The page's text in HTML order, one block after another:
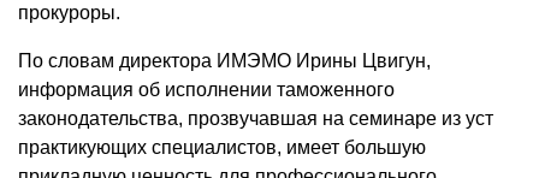
прокуроры.
По словам директора ИМЭМО Ирины Цвигун,
информация об исполнении таможенного
законодательства, прозвучавшая на семинаре из уст
практикующих специалистов, имеет большую